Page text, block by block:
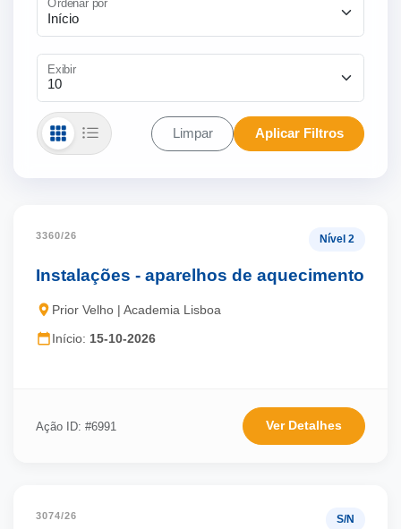
Ordenar por
Exibir
Limpar Aplicar Filtros
3360/26 Nível 2
Instalações - aparelhos de aquecimento
Prior Velho | Academia Lisboa
Início: 15-10-2026
Ação ID: #6991 Ver Detalhes
3074/26 S/N